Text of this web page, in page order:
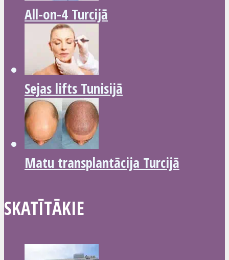
All-on-4 Turcijā
Sejas lifts Tunisijā
Matu transplantācija Turcijā
SKATĪTĀKIE